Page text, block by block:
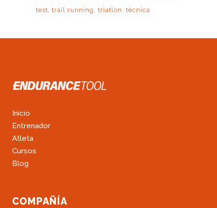
test trail running triatlon técnica
Inicio
Entrenador
Atleta
Cursos
Blog
COMPAÑÍA